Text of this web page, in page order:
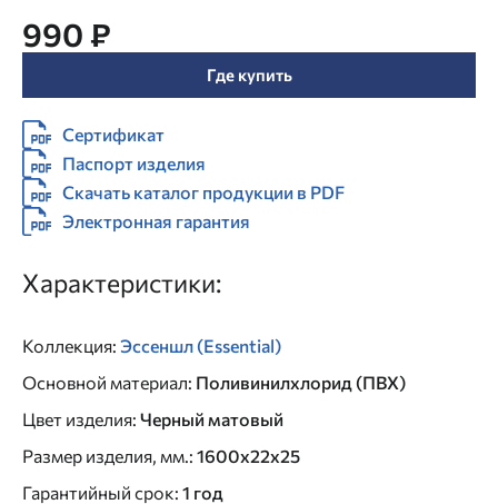
990 ₽
Где купить
Сертификат
Паспорт изделия
Скачать каталог продукции в PDF
Электронная гарантия
Характеристики:
Коллекция: Эссеншл (Essential)
Основной материал: Поливинилхлорид (ПВХ)
Цвет изделия: Черный матовый
Размер изделия, мм.: 1600х22х25
Гарантийный срок: 1 год